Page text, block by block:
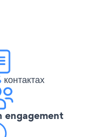
контактах
engagement